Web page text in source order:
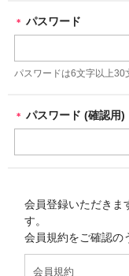
＊ パスワード
パスワードは6文字以上30
＊ パスワード (確認用)
会員登録いただきま
す。
会員規約をご確認の